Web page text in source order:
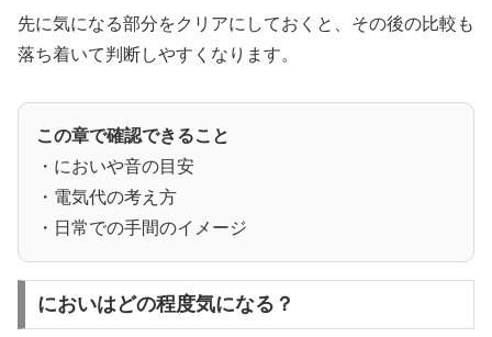
先に気になる部分をクリアにしておくと、その後の比較も
落ち着いて判断しやすくなります。
この章で確認できること
・においや音の目安
・電気代の考え方
・日常での手間のイメージ
においはどの程度気になる？